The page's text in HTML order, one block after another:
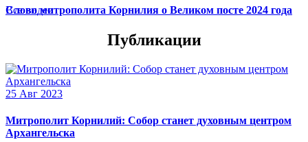
Слово митрополита Корнилия о Великом посте 2024 года
Все видео
Публикации
25 Авг 2023
Митрополит Корнилий: Собор станет духовным центром
Архангельска